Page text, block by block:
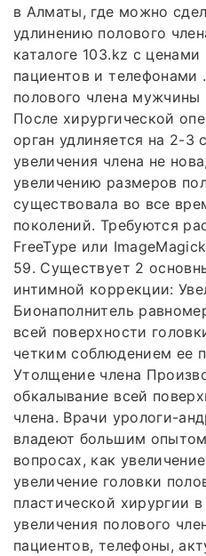
в Алматы, где можно
удлинению полового
каталоге 103.kz с
пациентов и телефонами
полового члена мужчины
После хирургической
орган удлиняется на 2-3
увеличения члена не
увеличению размеров
существовала во все
поколений. Требуются
FreeType или
59. Существует 2
интимной коррекции:
Бионаполнитель
всей поверхности
четким соблюдением ее
Утолщение члена
обкалывание всей
члена. Врачи урологи-
владеют большим
вопросах, как
увеличение головки
пластической хирургии
увеличения полового
пациентов, телефоны,